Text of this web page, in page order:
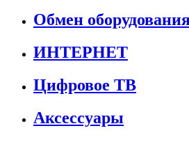
Обмен
ИНТЕРНЕТ
Цифровое ТВ
Аксессуары